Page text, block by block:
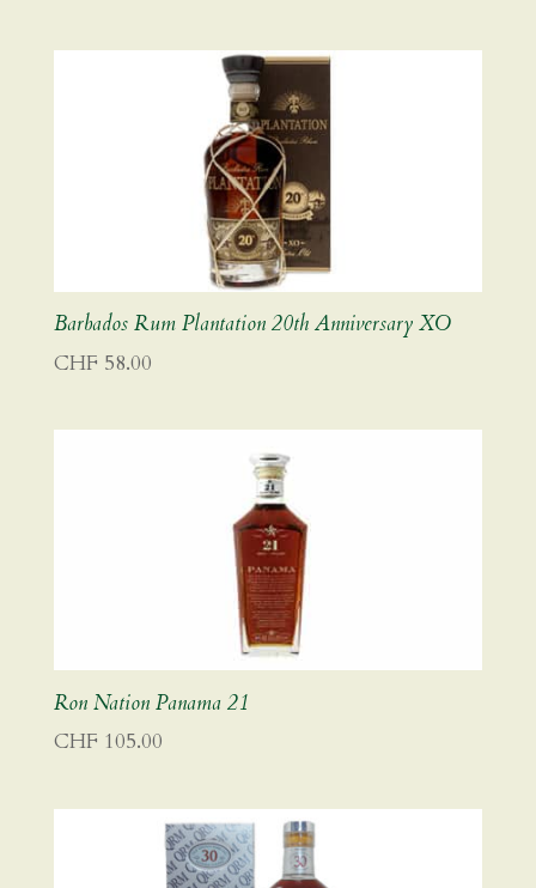
Barbados Rum Plantation 20th Anniversary XO
CHF 58.00
Ron Nation Panama 21
CHF 105.00